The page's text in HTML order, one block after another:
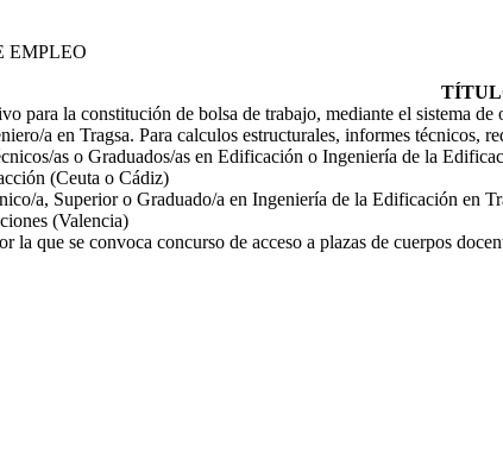
EMPLEO
para la constitución de bolsa de trabajo, mediante el sistema
a en Tragsa. Para calculos estructurales, informes
as o Graduados/as en Edificación o Ingeniería de la
(Ceuta o Cádiz)
a, Superior o Graduado/a en Ingeniería de la Edificación en
(Valencia)
la que se convoca concurso de acceso a plazas de cuerpos